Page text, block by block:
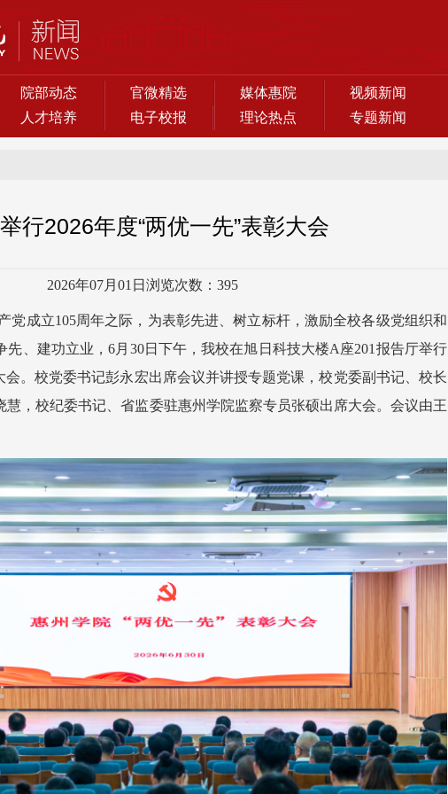
院部动态 官微精选 媒体惠院
视频新闻
人才培养 电子校报 理论热点 专题新闻
行2026年度“两优一先”表彰大会
2026年07月01日 浏览次数： 395
党成立105周年之际，为表彰先进、树立标杆，激励全校各级党组织和
先、建功立业，6月30日下午，我校在旭日科技大楼A座201报告厅举行
会。校党委书记彭永宏出席会议并讲授专题党课，校党委副书记、校长
慧，校纪委书记、省监委驻惠州学院监察专员张硕出席大会。会议由王